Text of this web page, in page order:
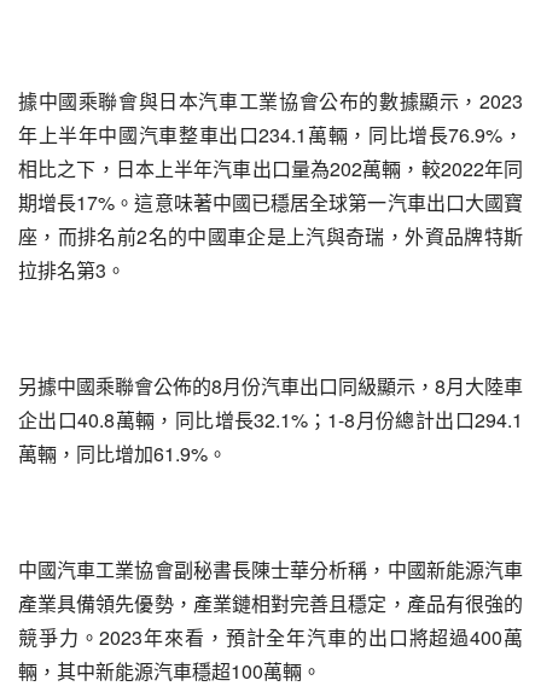
據中國乘聯會與日本汽車工業協會公布的數據顯示，2023
年上半年中國汽車整車出口234.1萬輛，同比增長76.9%，
相比之下，日本上半年汽車出口量為202萬輛，較2022年同
期增長17%。這意味著中國已穩居全球第一汽車出口大國寶
座，而排名前2名的中國車企是上汽與奇瑞，外資品牌特斯
拉排名第3。
另據中國乘聯會公佈的8月份汽車出口同級顯示，8月大陸車
企出口40.8萬輛，同比增長32.1%；1-8月份總計出口294.1
萬輛，同比增加61.9%。
中國汽車工業協會副秘書長陳士華分析稱，中國新能源汽車
產業具備領先優勢，產業鏈相對完善且穩定，產品有很強的
競爭力。2023年來看，預計全年汽車的出口將超過400萬
輛，其中新能源汽車穩超100萬輛。